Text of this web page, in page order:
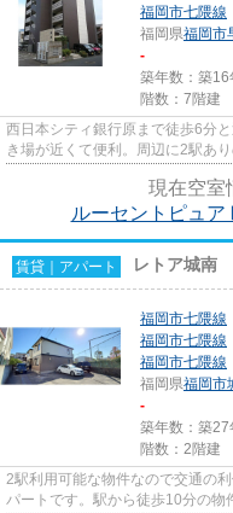
福岡市七隈線
福岡県福岡市
-
築年数：築16
階数：7階建
西日本シティ銀行原まで徒歩6分
き場が近くて便利。周辺に2駅あ
現在空室
ルーセントピュ
賃貸｜アパート レトア城南
福岡市七隈線
福岡市七隈線
福岡市七隈線
福岡県福岡市
-
築年数：築27
階数：2階建
2駅利用可能な物件なので交通の
パートです。駅から徒歩10分の物